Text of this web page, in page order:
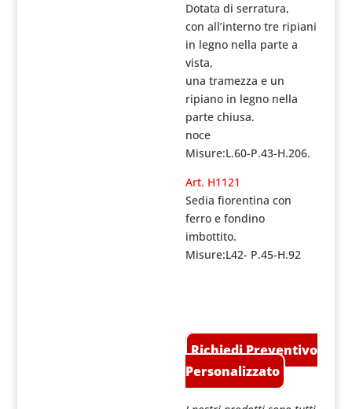
Dotata di serratura,
con all’interno tre ripiani
in legno nella parte a
vista,
una tramezza e un
ripiano in legno nella
parte chiusa.
noce
Misure:L.60-P.43-H.206.
Art. H1121
Sedia fiorentina con
ferro e fondino
imbottito.
Misure:L42- P.45-H.92
Richiedi Preventivo
Personalizzato